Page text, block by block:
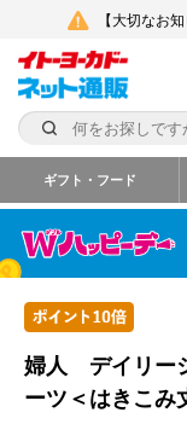
【大切なお
ギフト・フード
婦人 デイリー
ーツ＜はきこみ